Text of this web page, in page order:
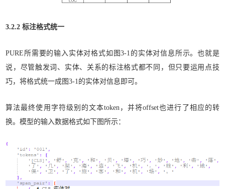
3.2.2 标注格式统一
PURE所需要的输入实体对格式如图3-1的实体对信息所示。也就是
说，尽管触发词、实体、关系的标注格式都不同，但只要运用点技
巧，将格式统一成图3-1的实体对信息即可。
算法最终使用字符级别的文本token，并将offset也进行了相应的转
换。模型的输入数据格式如下图所示：